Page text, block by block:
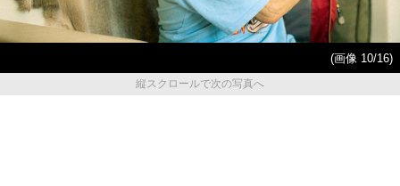
(画像 10/16)
縦スクロールで次の写真へ